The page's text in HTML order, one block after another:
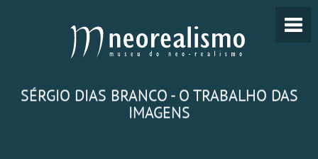
SÉRGIO DIAS BRANCO - O TRABALHO DAS
IMAGENS